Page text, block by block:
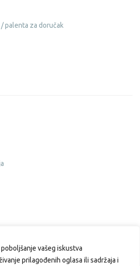
vašeg iskustva
prilagođenih oglasa ili sadržaja i
palenta za doručak